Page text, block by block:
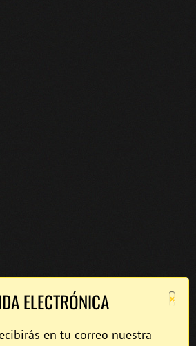
×
ELECTRÓNICA
en tu correo nuestra